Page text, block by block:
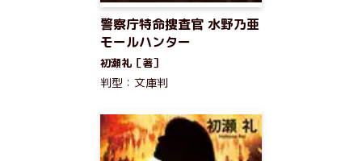
警察庁特命捜査官 水野乃亜
モールハンター
初瀬礼［著］
判型：文庫判